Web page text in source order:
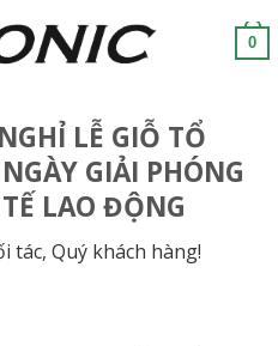
0
LỄ GIỖ TỔ
GIẢI PHÓNG
LAO ĐỘNG
tác, Quý khách hàng!